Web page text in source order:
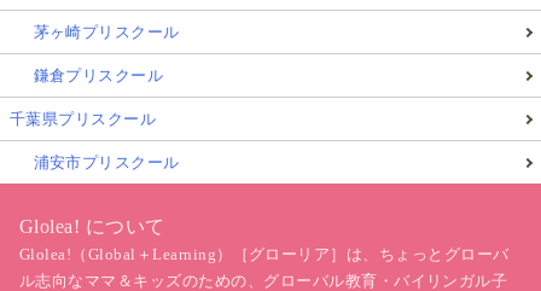
茅ヶ崎プリスクール
鎌倉プリスクール
千葉県プリスクール
浦安市プリスクール
Glolea! について
Glolea!（Global＋Learning）［グローリア］は、ちょっとグローバ
ル志向なママ＆キッズのための、グローバル教育・バイリンガル子